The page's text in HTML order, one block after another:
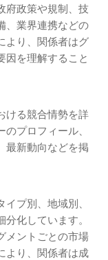
府政策や規制、技
、業界連携などの
より、関係者はグ
因を理解すること
ける競合情勢を詳
プロフィール、
最新動向などを掲
プ別、地域別、
化しています。
メントごとの市場
より、関係者は成